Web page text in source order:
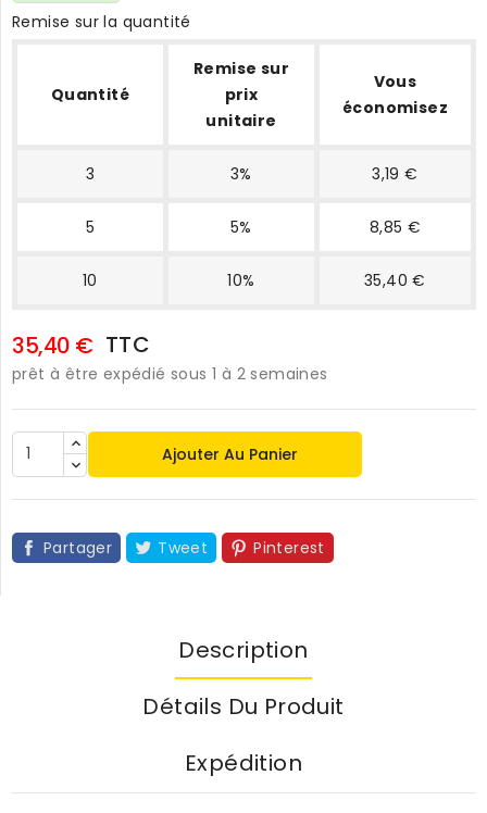
Remise sur la quantité
Quantité
Remise sur
prix
unitaire
Vous
économisez
3 3% 3,19 €
5 5% 8,85 €
10 10% 35,40 €
35,40 € TTC
prêt à être expédié sous 1 à 2 semaines
Ajouter Au Panier
Partager Tweet Pinterest
Description
Détails Du Produit
Expédition